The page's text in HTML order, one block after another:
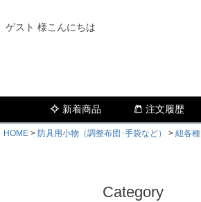
ゲスト 様こんにちは
新着商品 注文履歴
HOME 防具用小物（調整布団･手袋など） 紐各種
Category